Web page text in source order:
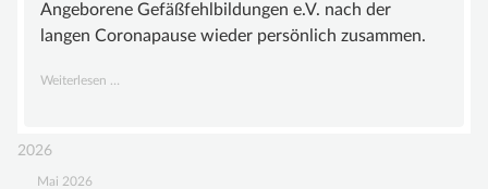
GEFÄSSTUMOR | HÄMANGIOM
AUTOREN
Angeborene Gefäßfehlbildungen e.V. nach der
langen Coronapause wieder persönlich zusammen.
Weiterlesen …
2026
Mai 2026